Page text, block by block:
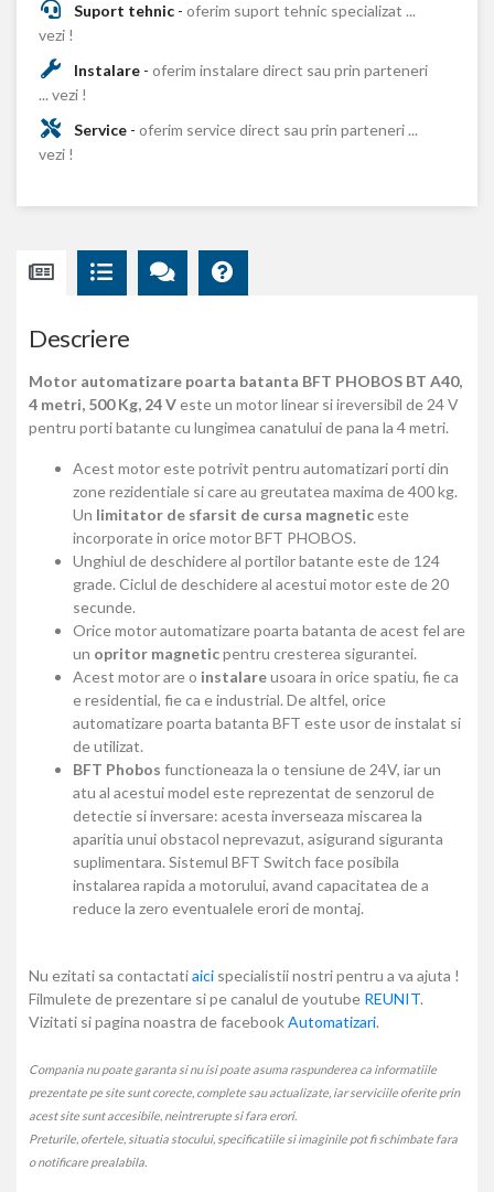
Suport tehnic- oferim suport tehnic specializat ...
vezi !
Instalare- oferim instalare direct sau prin parteneri
... vezi !
Service- oferim service direct sau prin parteneri ...
vezi !
Descriere
Motor automatizare poarta batanta BFT PHOBOS BT A40,
4 metri, 500 Kg, 24 Veste un motor linear si ireversibil de 24 V
pentru porti batante cu lungimea canatului de pana la 4 metri.
Acest motor este potrivit pentru automatizari porti din
zone rezidentiale si care au greutatea maxima de 400 kg.
Un limitator de sfarsit de cursa magneticeste
incorporate in orice motor BFT PHOBOS.
Unghiul de deschidere al portilor batante este de 124
grade. Ciclul de deschidere al acestui motor este de 20
secunde.
Orice motor automatizare poarta batanta de acest fel are
un opritor magneticpentru cresterea sigurantei.
Acest motor are o instalareusoara in orice spatiu, fie ca
e residential, fie ca e industrial. De altfel, orice
automatizare poarta batanta BFT este usor de instalat si
de utilizat.
BFT Phobos functioneaza la o tensiune de 24V, iar un
atu al acestui model este reprezentat de senzorul de
detectie si inversare: acesta inverseaza miscarea la
aparitia unui obstacol neprevazut, asigurand siguranta
suplimentara. Sistemul BFT Switch face posibila
instalarea rapida a motorului, avand capacitatea de a
reduce la zero eventualele erori de montaj.
Nu ezitati sa contactatiaici specialistii nostri pentru a va ajuta !
Filmulete de prezentare si pe canalul de youtube REUNIT.
Vizitati si pagina noastra de facebookAutomatizari.
Compania nu poate garanta si nu isi poate asuma raspunderea ca informatiile
prezentate pe site sunt corecte, complete sau actualizate, iar serviciile oferite prin
acest site sunt accesibile, neintrerupte si fara erori.
Preturile, ofertele, situatia stocului, specificatiile si imaginile pot fi schimbate fara
o notificare prealabila.